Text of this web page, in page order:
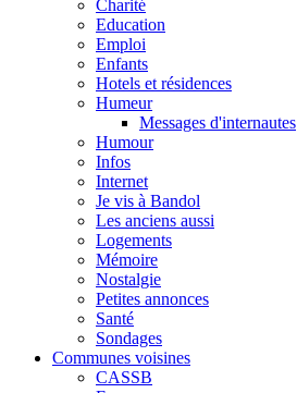
Charité
Education
Emploi
Enfants
Hotels et résidences
Humeur
Messages d'internautes
Humour
Infos
Internet
Je vis à Bandol
Les anciens aussi
Logements
Mémoire
Nostalgie
Petites annonces
Santé
Sondages
Communes voisines
CASSB